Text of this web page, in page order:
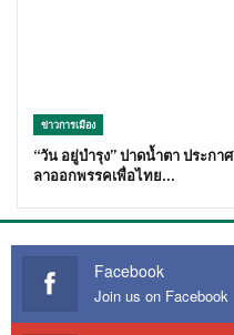
ข่าวการเมือง
“วัน อยู่บำรุง” ปาดน้ำตา ประกาศ
ลาออกพรรคเพื่อไทย…
Facebook
Join us on Facebook